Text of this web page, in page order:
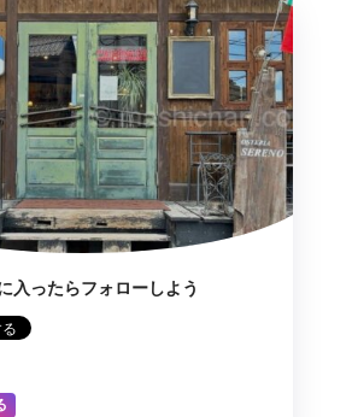
入ったらフォローしよう